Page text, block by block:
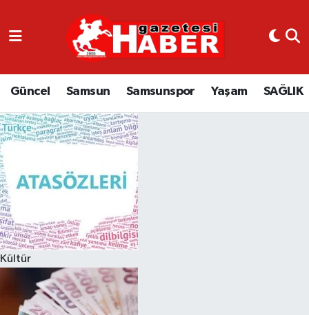
Güncel Samsun Samsunspor Yaşam SAĞLIK
Kültür
GÜNCEL
SAMSUN
SAMSUNSPOR
YAŞAM